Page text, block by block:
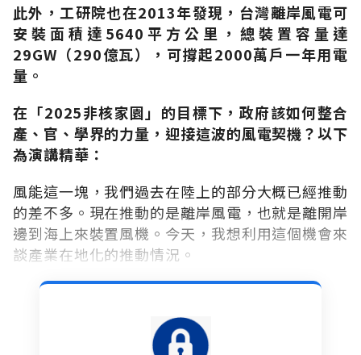
此外，工研院也在2013年發現，台灣離岸風電可
安裝面積達5640平方公里，總裝置容量達
29GW（290億瓦），可撐起2000萬戶一年用電
量。
在「2025非核家園」的目標下，政府該如何整合
產、官、學界的力量，迎接這波的風電契機？以下
為演講精華：
風能這一塊，我們過去在陸上的部分大概已經推動
的差不多。現在推動的是離岸風電，也就是離開岸
邊到海上來裝置風機。今天，我想利用這個機會來
談產業在地化的推動情況。